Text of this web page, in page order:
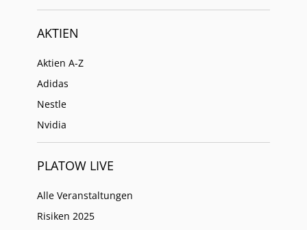
AKTIEN
Aktien A-Z
Adidas
Nestle
Nvidia
PLATOW LIVE
Alle Veranstaltungen
Risiken 2025